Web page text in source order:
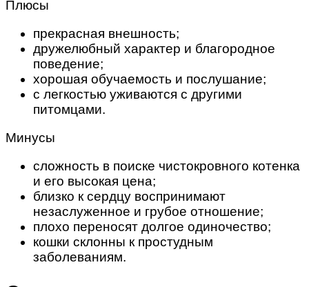
Плюсы
прекрасная внешность;
дружелюбный характер и благородное
поведение;
хорошая обучаемость и послушание;
с легкостью уживаются с другими
питомцами.
Минусы
сложность в поиске чистокровного котенка
и его высокая цена;
близко к сердцу воспринимают
незаслуженное и грубое отношение;
плохо переносят долгое одиночество;
кошки склонны к простудным
заболеваниям.